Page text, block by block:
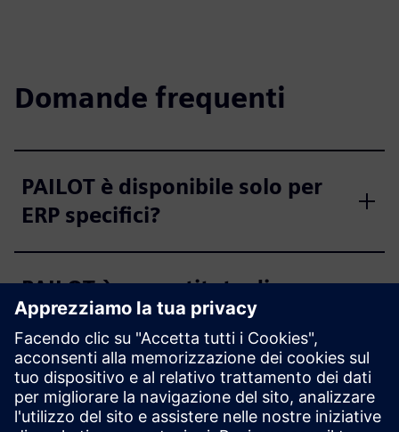
Domande frequenti
PAILOT è disponibile solo per
ERP specifici?
PAILOT è un sostituto di un
MES?
L'algoritmo PAILOT è
addestrato su dati di diverse